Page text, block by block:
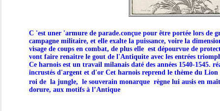
C 'est uner 'armure de parade.conçue pour être portée lors de
campagne militaire, et elle exalte la puissance, voire la
visage de coups en combat, de plus elle est dépourvue de
vont faire renaitre le gout de l'Antiquite avec les entrées
Ce harnois est un travail milanais daté des années 1540-1545.
incrustés d'argent et d'or Cet harnois reprend le thème du
roi de la jungle, le souverain monarque règne lui ausis en
dorure, aux motifs à l’Antique